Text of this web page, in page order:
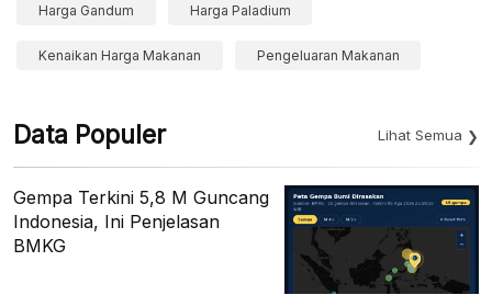
Harga Gandum Harga Paladium
Kenaikan Harga Makanan Pengeluaran Makanan
Data Populer Lihat Semua
Gempa Terkini 5,8 M Guncang
Indonesia, Ini Penjelasan
BMKG